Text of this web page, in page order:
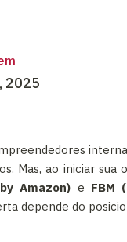
2025
Mas, ao iniciar
Amazon) e FBM
depende do